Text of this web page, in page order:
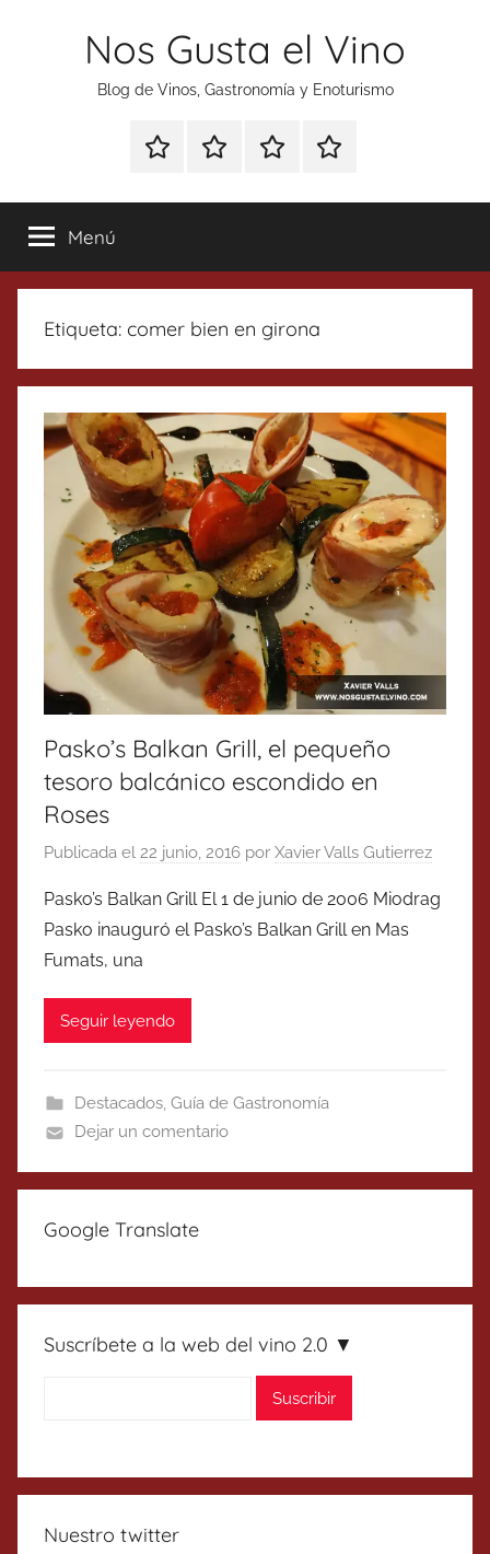
Nos Gusta el Vino
Blog de Vinos, Gastronomía y Enoturismo
Especial
Tonics
Enoturismo
Gastronomía
RankingContacto
Menú
Etiqueta: comer bien en girona
Pasko’s Balkan Grill, el pequeño
tesoro balcánico escondido en
Roses
Publicada el 22 junio, 2016 por Xavier Valls Gutierrez
Pasko’s Balkan Grill El 1 de junio de 2006 Miodrag
Pasko inauguró el Pasko’s Balkan Grill en Mas
Fumats, una
Seguir leyendo
Destacados, Guía de Gastronomía
Dejar un comentario
Google Translate
Suscríbete a la web del vino 2.0 ▼
Nuestro twitter